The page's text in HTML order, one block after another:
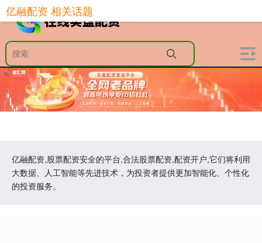
亿融配资,股票配资安全的平台,合法股票配资,配资开户,它们将利用
大数据、人工智能等先进技术，为投资者提供更加智能化、个性化
的投资服务。
亿融配资 相关话题